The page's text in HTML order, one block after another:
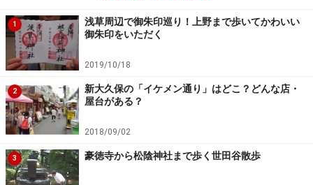
1
浅草周辺で御朱印巡り！上野まで歩いてかわいい
御朱印をいただく
2019/10/18
2
新大久保の「イケメン通り」はどこ？どんな店・
屋台がある？
2018/09/02
3 豪徳寺から松陰神社まで歩く世田谷散歩